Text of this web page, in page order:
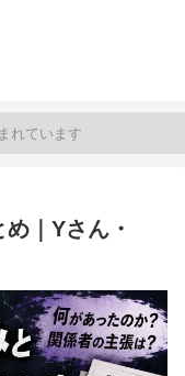
れています
｜Yさん・